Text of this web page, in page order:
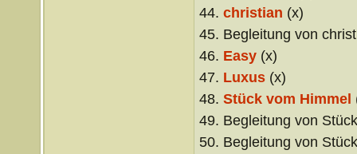
44. christian (x)
45. Begleitung von
46. Easy(x)
47. Luxus(x)
48. Stück vom Himmel
49. Begleitung von
50. Begleitung von